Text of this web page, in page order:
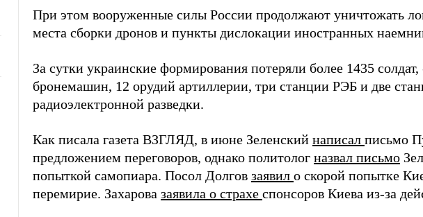
При этом вооруженные силы России продолжают уничтожать
места сборки дронов и пункты дислокации иностранных
За сутки украинские формирования потеряли более 1435
бронемашин, 12 орудий артиллерии, три станции РЭБ и две
радиоэлектронной разведки.
Как писала газета ВЗГЛЯД, в июне Зеленский написал письмо
предложением переговоров, однако политолог назвал письмо
попыткой самопиара. Посол Долгов заявил о скорой попытке
перемирие. Захарова заявила о страхе спонсоров Киева из-за